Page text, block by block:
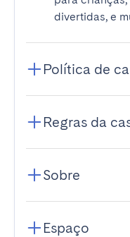
divertidas, e
Política de
Regras da
Sobre
Espaço